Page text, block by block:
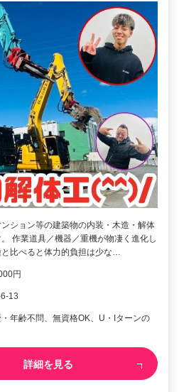
ション等の建築物の内装・木造・解体
作業道具／機器／重機が物凄く進化し
比べると体力的負担は少な…
円
13
年齢不問、無資格OK、U・Iターンの
詳細を見る